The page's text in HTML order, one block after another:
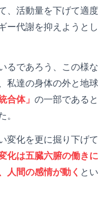
、活動量を下げて適度
ー代謝を抑えようとし
るであろう、この様な
私達の身体の外と地球
合体」 の一部であると
。
変化を更に掘り下げて
化は五臓六腑の働きに
人間の感情が動く とい